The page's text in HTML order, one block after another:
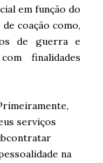
em função do
coação como,
de guerra e
finalidades
serviços
na